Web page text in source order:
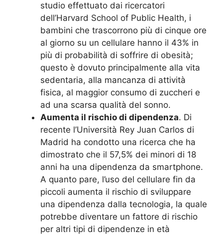
studio effettuato dai ricercatori
dell’Harvard School of Public Health, i
bambini che trascorrono più di cinque ore
al giorno su un cellulare hanno il 43% in
più di probabilità di soffrire di obesità;
questo è dovuto principalmente alla vita
sedentaria, alla mancanza di attività
fisica, al maggior consumo di zuccheri e
ad una scarsa qualità del sonno.
Aumenta il rischio di dipendenza. Di
recente l’Università Rey Juan Carlos di
Madrid ha condotto una ricerca che ha
dimostrato che il 57,5% dei minori di 18
anni ha una dipendenza da smartphone.
A quanto pare, l’uso del cellulare fin da
piccoli aumenta il rischio di sviluppare
una dipendenza dalla tecnologia, la quale
potrebbe diventare un fattore di rischio
per altri tipi di dipendenze in età